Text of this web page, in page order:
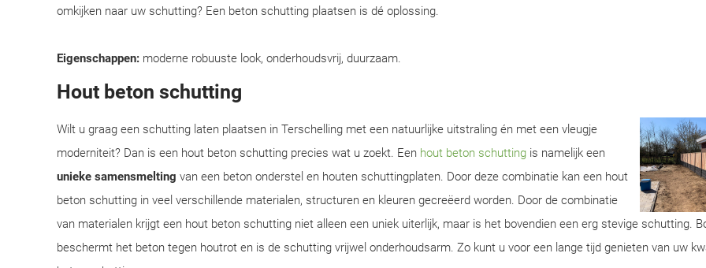
omkijken naar uw schutting? Een beton schutting plaatsen is dé oplossing.
Eigenschappen: moderne robuuste look, onderhoudsvrij, duurzaam.
Hout beton schutting
Wilt u graag een schutting laten plaatsen in Terschelling met een natuurlijke uitstraling én met een vleugje
moderniteit? Dan is een hout beton schutting precies wat u zoekt. Een hout beton schutting is namelijk een
unieke samensmelting van een beton onderstel en houten schuttingplaten. Door deze combinatie kan een hout
beton schutting in veel verschillende materialen, structuren en kleuren gecreëerd worden. Door de combinatie
van materialen krijgt een hout beton schutting niet alleen een uniek uiterlijk, maar is het bovendien een erg stevige schutting.
beschermt het beton tegen houtrot en is de schutting vrijwel onderhoudsarm. Zo kunt u voor een lange tijd genieten van uw